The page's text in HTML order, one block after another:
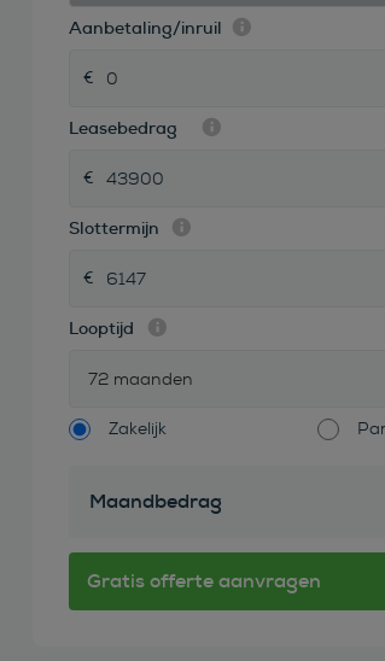
Aanbetaling/inruil
Leasebedrag
Slottermijn
Looptijd
72 maanden
Zakelijk
Maandbedrag